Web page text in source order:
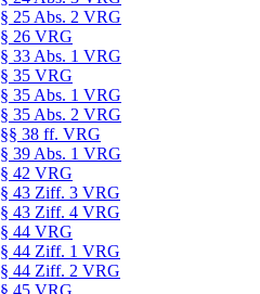
§ 25 Abs. 2 VRG
§ 26 VRG
§ 33 Abs. 1 VRG
§ 35 VRG
§ 35 Abs. 1 VRG
§ 35 Abs. 2 VRG
§§ 38 ff. VRG
§ 39 Abs. 1 VRG
§ 42 VRG
§ 43 Ziff. 3 VRG
§ 43 Ziff. 4 VRG
§ 44 VRG
§ 44 Ziff. 1 VRG
§ 44 Ziff. 2 VRG
§ 45 VRG